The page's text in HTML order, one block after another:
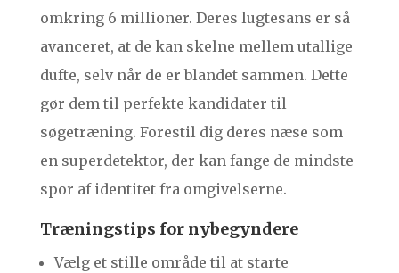
omkring 6 millioner. Deres lugtesans er så
avanceret, at de kan skelne mellem utallige
dufte, selv når de er blandet sammen. Dette
gør dem til perfekte kandidater til
søgetræning. Forestil dig deres næse som
en superdetektor, der kan fange de mindste
spor af identitet fra omgivelserne.
Træningstips for nybegyndere
Vælg et stille område til at starte